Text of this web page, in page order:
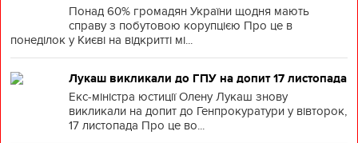
Понад 60% громадян України щодня мають
справу з побутовою корупцією Про це в
понеділок у Києві на відкритті мі...
Лукаш викликали до ГПУ на допит 17 листопада
Екс-міністра юстиції Олену Лукаш знову
викликали на допит до Генпрокуратури у вівторок,
17 листопада Про це во...